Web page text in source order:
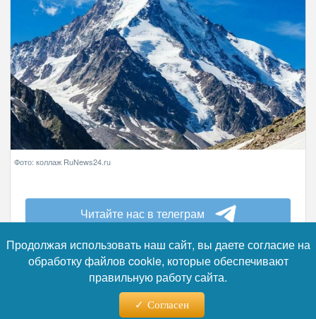
Фото: коллаж RuNews24.ru
Читайте нас в телеграм
Трагедия на Эльбрусе произошла днём 6
июля. По данным ГУ МЧС по Кабардино-
Балкарии, сигнал о гибели альпиниста
поступил от очевидцев в 13:10. Инцидент
Продолжая использовать наш сайт, вы даете согласие на
обработку файлов cookie, которые обеспечивают
правильную работу сайта.
Согласен